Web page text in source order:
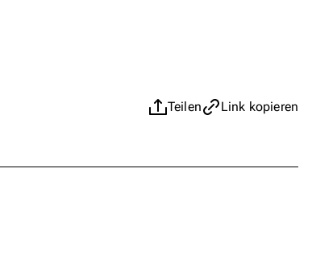
Teilen Link kopieren